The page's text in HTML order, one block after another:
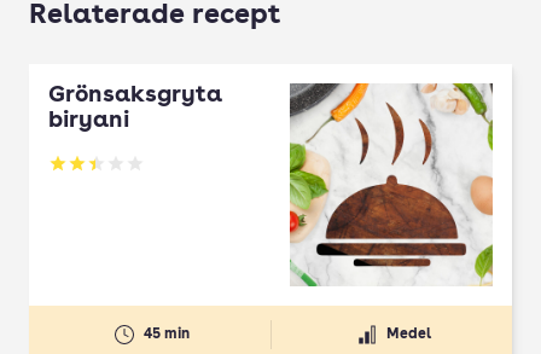
Relaterade recept
Grönsaksgryta
biryani
Betyg: 2.4 av 5
45 min Medel